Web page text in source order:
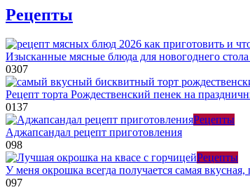
Рецепты
Изысканные мясные блюда для новогоднего
0307
Рецепт торта Рождественский пенек на
0137
Рецепты
Аджапсандал рецепт приготовления
098
Рецепты
У меня окрошка всегда получается самая
097